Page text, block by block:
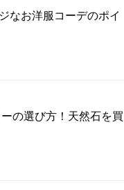
なお洋服コーデのポイ
の選び方！天然石を買